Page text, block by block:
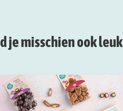
je misschien ook leuk